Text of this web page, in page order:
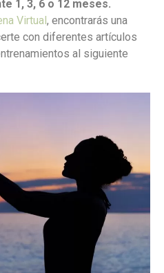
1, 3, 6 o 12 meses.
Virtual , encontrarás una
con diferentes artículos
al siguiente